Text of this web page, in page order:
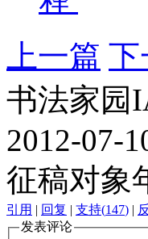
上一篇 下
书法家园
2012-07-
征稿对象
引用 | 回复 | 支持(147) |
发表评论